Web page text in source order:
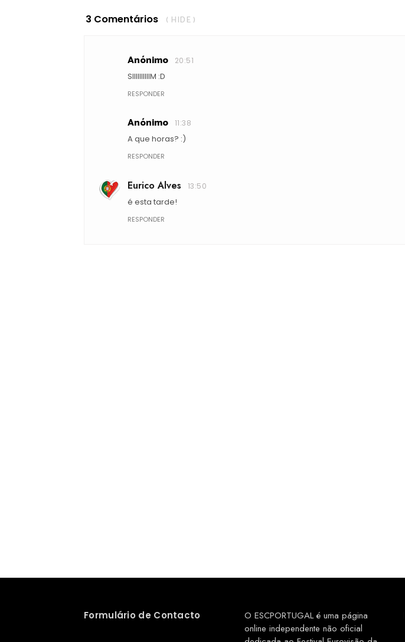
3 Comentários ( HIDE )
Anónimo 20:51
SIIIIIIIIIIM :D
RESPONDER
Anónimo 11:38
A que horas? :)
RESPONDER
Eurico Alves 13:50
é esta tarde!
RESPONDER
Formulário de Contacto
O ESCPORTUGAL é uma página
online independente não oficial